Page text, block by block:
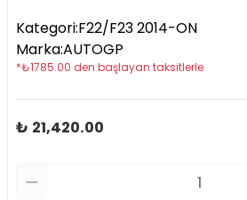
Kategori:F22/F23 2014-ON
Marka:AUTOGP
*₺1785.00 den başlayan taksitlerle
₺ 21,420.00